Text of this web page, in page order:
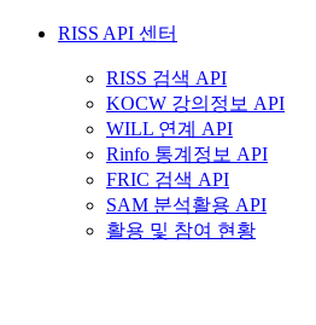
RISS API 센터
RISS 검색 API
KOCW 강의정보 API
WILL 연계 API
Rinfo 통계정보 API
FRIC 검색 API
SAM 분석활용 API
활용 및 참여 현황